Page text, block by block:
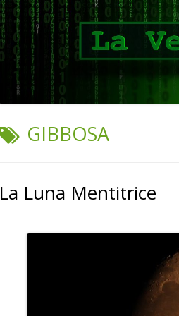
TAG:
GIBBOSA
La Luna Mentitrice